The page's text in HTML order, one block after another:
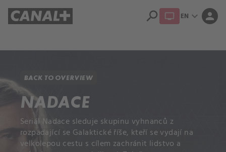
search EN expand_more person
BACK TO OVERVIEW
NADACE
Seriál Nadace sleduje skupinu vyhnanců z
rozpadající se Galaktické říše, kteří se vydají na
velkolepou cestu s cílem zachránit lidstvo a